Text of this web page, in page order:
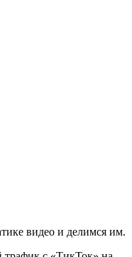
видео и делимся им.